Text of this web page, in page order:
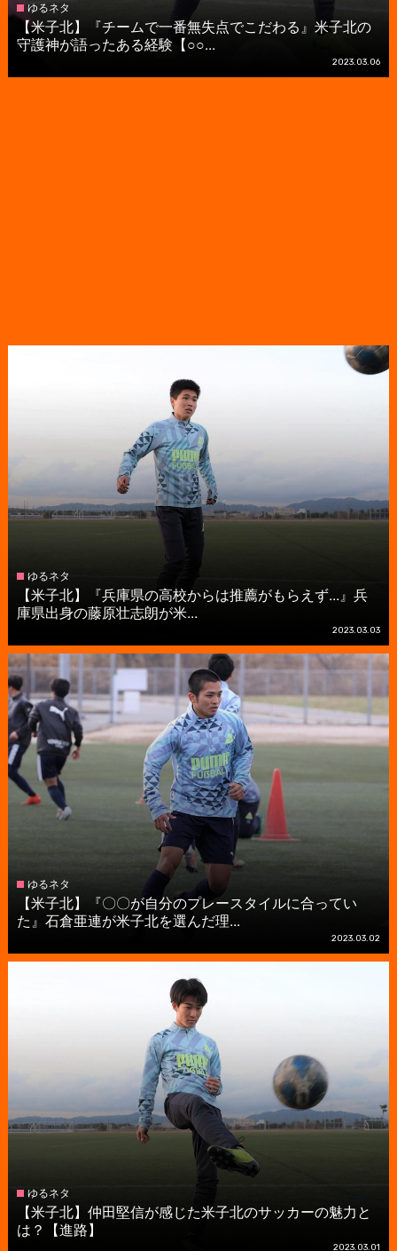
ゆるネタ
【米子北】『チームで一番無失点でこだわる』米子北の
守護神が語ったある経験【○○...
2023.03.06
ゆるネタ
【米子北】『兵庫県の高校からは推薦がもらえず...』兵
庫県出身の藤原壮志朗が米...
2023.03.03
ゆるネタ
【米子北】『〇〇が自分のプレースタイルに合ってい
た』石倉亜連が米子北を選んだ理...
2023.03.02
ゆるネタ
【米子北】仲田堅信が感じた米子北のサッカーの魅力と
は？【進路】
2023.03.01